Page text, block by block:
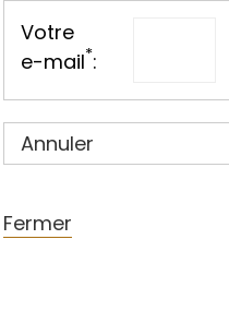
Votre
e-mail*:
Annuler
Fermer